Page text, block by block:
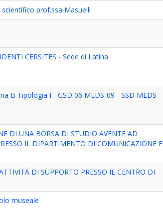
prof.ssa Masuelli
CERSITES - Sede di Latina
B Tipologia I - GSD 06 MEDS-09 - SSD MEDS
DI UNA BORSA DI STUDIO AVENTE AD
IL DIPARTIMENTO DI COMUNICAZIONE E
DI SUPPORTO PRESSO IL CENTRO DI
museale